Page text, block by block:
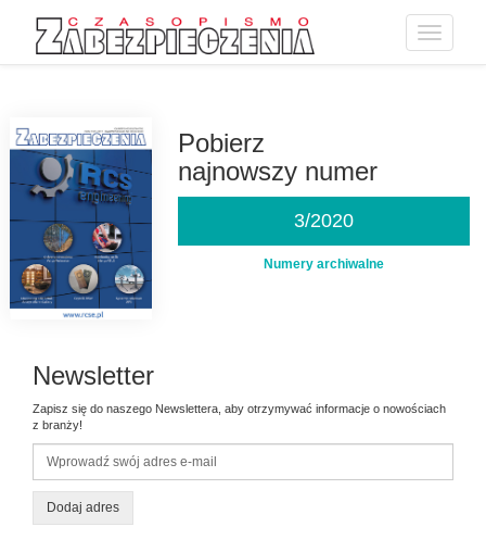
Toggle
Pobierz
najnowszy numer
3/2020
Numery archiwalne
Newsletter
Zapisz się do naszego Newslettera, aby otrzymywać informacje o nowościach
z branży!
Dodaj adres